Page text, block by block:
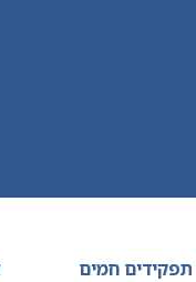
תפקידים חמים